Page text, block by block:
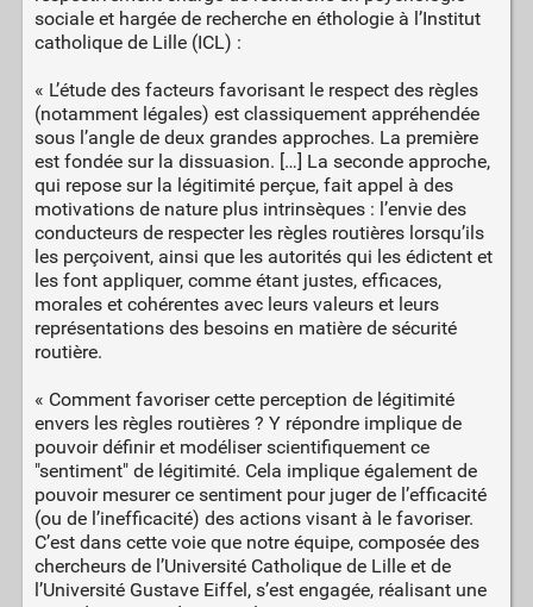
sociale et hargée de recherche en éthologie à l’Institut
catholique de Lille (ICL) :
« L’étude des facteurs favorisant le respect des règles
(notamment légales) est classiquement appréhendée
sous l’angle de deux grandes approches. La première
est fondée sur la dissuasion. […] La seconde approche,
qui repose sur la légitimité perçue, fait appel à des
motivations de nature plus intrinsèques : l’envie des
conducteurs de respecter les règles routières lorsqu’ils
les perçoivent, ainsi que les autorités qui les édictent et
les font appliquer, comme étant justes, efficaces,
morales et cohérentes avec leurs valeurs et leurs
représentations des besoins en matière de sécurité
routière.
« Comment favoriser cette perception de légitimité
envers les règles routières ? Y répondre implique de
pouvoir définir et modéliser scientifiquement ce
"sentiment" de légitimité. Cela implique également de
pouvoir mesurer ce sentiment pour juger de l’efficacité
(ou de l’inefficacité) des actions visant à le favoriser.
C’est dans cette voie que notre équipe, composée des
chercheurs de l’Université Catholique de Lille et de
l’Université Gustave Eiffel, s’est engagée, réalisant une